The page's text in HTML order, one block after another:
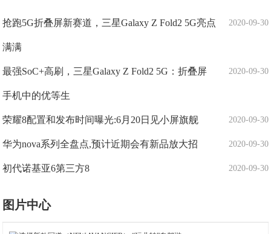
2020-09-30
抢跑5G折叠屏新赛道，三星Galaxy Z Fold2 5G亮点
满满
2020-09-30
最强SoC+高刷，三星Galaxy Z Fold2 5G：折叠屏
手机中的优等生
2020-09-30
荣耀8配置和发布时间曝光:6月20日见小屏旗舰
2020-09-30
华为nova系列全盘点,预计近期会有新品放大招
2020-09-30
初代诺基亚6第三方8
图片中心